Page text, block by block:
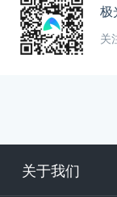
极
关
关于我们